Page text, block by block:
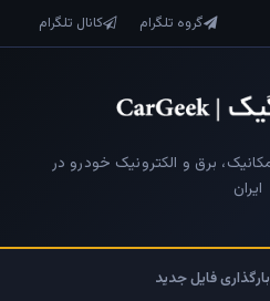
گروه تلگرام کانال تلگرام
برق و الکترونیک خودرو در
ایران
بارگذاری فایل جدید